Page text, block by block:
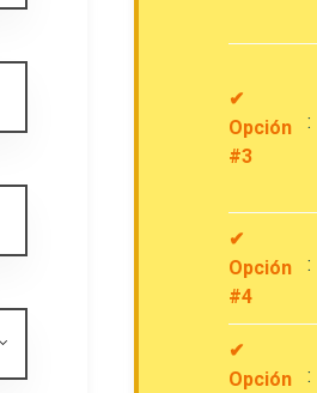
✔
Opción
#3
✔
Opción
#4
✔
Opción